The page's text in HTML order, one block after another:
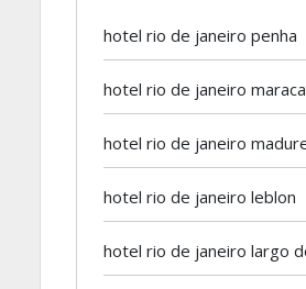
hotel rio de janeiro penha
hotel rio de janeiro
hotel rio de janeiro
hotel rio de janeiro leblon
hotel rio de janeiro largo